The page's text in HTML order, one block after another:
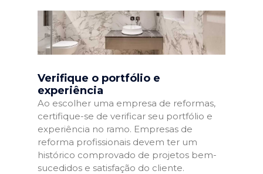
Verifique o portfólio e
experiência
Ao escolher uma empresa de reformas,
certifique-se de verificar seu portfólio e
experiência no ramo. Empresas de
reforma profissionais devem ter um
histórico comprovado de projetos bem-
sucedidos e satisfação do cliente.